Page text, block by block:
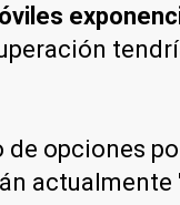
opciones